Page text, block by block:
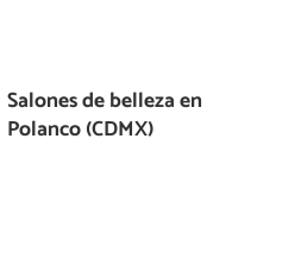
Salones de belleza en
Polanco (CDMX)